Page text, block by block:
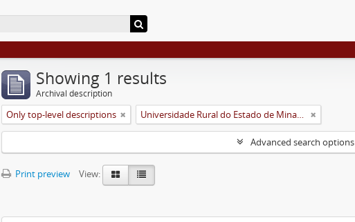
Showing 1 results
Archival description
Only top-level descriptions Universidade Rural do Estado de Minas Gerais (Uremg)
Advanced search options
Print preview
View: